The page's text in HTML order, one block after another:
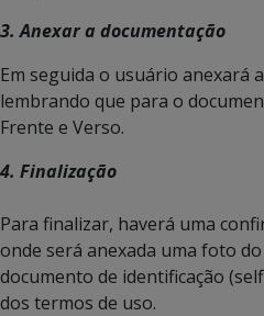
3. Anexar a documentação
Em seguida o usuário anexará
lembrando que para o
Frente e Verso.
4. Finalização
Para finalizar, haverá uma
onde será anexada uma foto
documento de identificação
dos termos de uso.